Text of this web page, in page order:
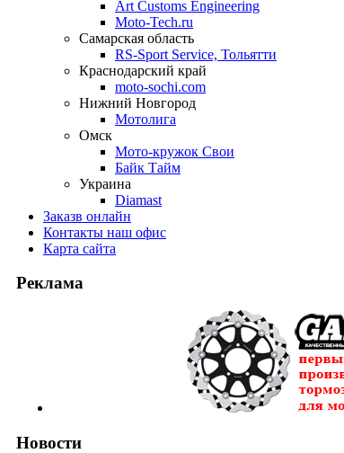
Art Customs Engineering
Moto-Tech.ru
Самарская область
RS-Sport Service, Тольятти
Краснодарский край
moto-sochi.com
Нижний Новгород
Мотолига
Омск
Мото-кружок Свои
Байк Тайм
Украина
Diamast
Заказв онлайн
Контакты наш офис
Карта сайта
Реклама
Новости